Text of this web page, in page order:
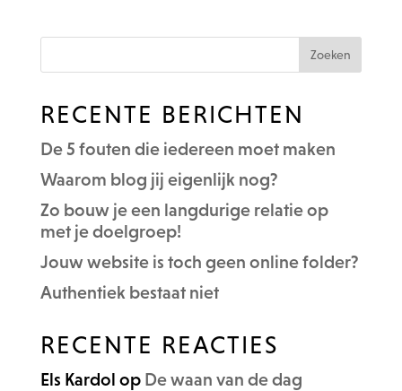
RECENTE BERICHTEN
De 5 fouten die iedereen moet maken
Waarom blog jij eigenlijk nog?
Zo bouw je een langdurige relatie op
met je doelgroep!
Jouw website is toch geen online folder?
Authentiek bestaat niet
RECENTE REACTIES
Els Kardol op De waan van de dag